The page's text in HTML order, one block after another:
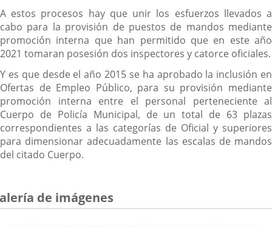
A estos procesos hay que unir los esfuerzos llevados a
cabo para la provisión de puestos de mandos mediante
promoción interna que han permitido que en este año
2021 tomaran posesión dos inspectores y catorce oficiales.
Y es que desde el año 2015 se ha aprobado la inclusión en
Ofertas de Empleo Público, para su provisión mediante
promoción interna entre el personal perteneciente al
Cuerpo de Policía Municipal, de un total de 63 plazas
correspondientes a las categorías de Oficial y superiores
para dimensionar adecuadamente las escalas de mandos
del citado Cuerpo.
de imágenes